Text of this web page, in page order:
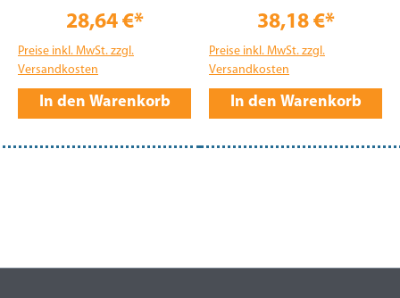
28,64 €*
Preise inkl. MwSt. zzgl.
Versandkosten
In den Warenkorb
38,18 €*
Preise inkl. MwSt. zzgl.
Versandkosten
In den Warenkorb